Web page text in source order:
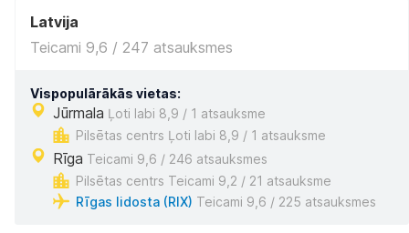
Latvija
Teicami 9,6 / 247 atsauksmes
Vispopulārākās vietas:
Jūrmala Ļoti labi 8,9 / 1 atsauksme
Pilsētas centrs Ļoti labi 8,9 / 1 atsauksme
Rīga Teicami 9,6 / 246 atsauksmes
Pilsētas centrs Teicami 9,2 / 21 atsauksme
Rīgas lidosta (RIX) Teicami 9,6 / 225 atsauksmes